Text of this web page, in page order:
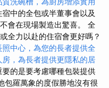
中的全包或半董事會以及
會在現場製造出驚喜。 全
全力以赴的住宿會更好嗎？
照中心，為您的長者提供全
，為長者提供更隱私的居
的是要考慮哪種包裝提供
包羅萬象的度假勝地沒有很